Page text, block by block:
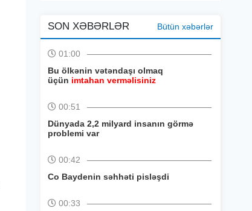
SON XƏBƏRLƏR Bütün xəbərlər
01:00
Bu ölkənin vətəndaşı olmaq
üçün imtahan verməlisiniz
00:51
Dünyada 2,2 milyard insanın görmə
problemi var
00:42
Co Baydenin səhhəti pisləşdi
00:33